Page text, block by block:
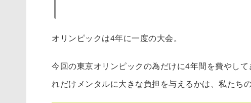
オリンピックは4年に一度の大会。
今回の東京オリンピックの為だけに4年間を費やし
れだけメンタルに大きな負担を与えるかは、私たち